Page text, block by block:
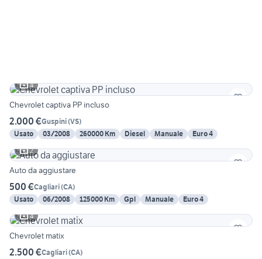
4
Chevrolet captiva PP incluso
2.000 €Guspini(VS)
Usato
03/2008 260000 Km Diesel Manuale
Euro 4
2
Auto da aggiustare
500 €Cagliari(CA)
Usato
06/2008 125000 Km Gpl Manuale
Euro 4
4
Chevrolet matix
2.500 €Cagliari(CA)